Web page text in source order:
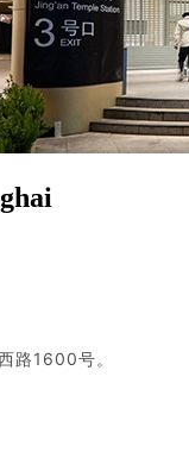
路1600号。